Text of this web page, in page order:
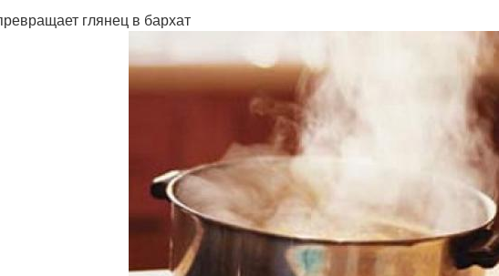
глянец в бархат